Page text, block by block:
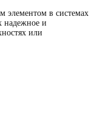
элементом в системах
надежное и
или